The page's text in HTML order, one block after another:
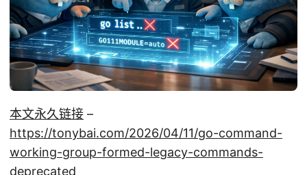
本文永久链接 –
https://tonybai.com/2026/04/11/go-command-
working-group-formed-legacy-commands-
deprecated